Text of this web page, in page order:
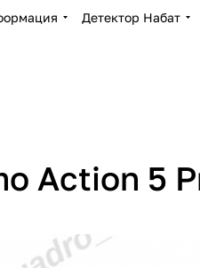
Детектор Набат
Action 5